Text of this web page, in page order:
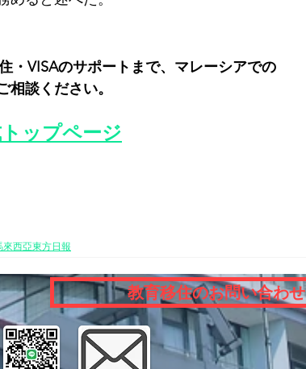
・VISAのサポートまで、マレーシアでの
談ください。
ップページ
西亞東方日報
教育移住のお問い合わせ